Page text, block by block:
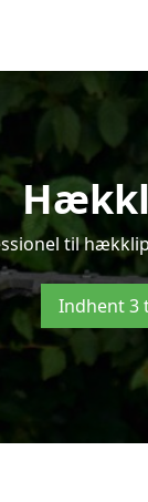
til
Indhent 3